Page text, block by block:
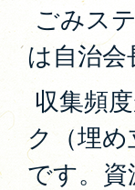
ごみス
は自治会
収集頻
ク（埋
です。